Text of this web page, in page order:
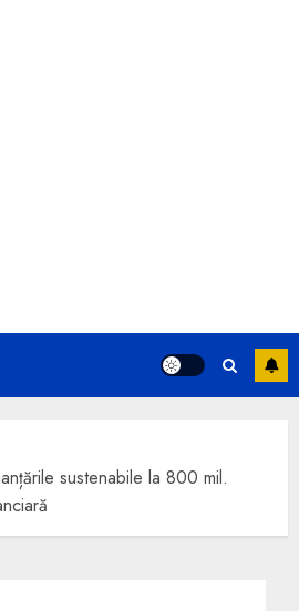
sustenabile la 800 mil.